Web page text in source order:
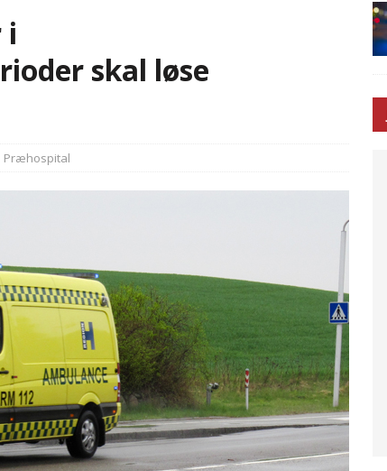
og el-sygetransportvogn til Samsø
brugte lidt længere tid på at komme af sted i 2025
i
skal løse
Præhospital